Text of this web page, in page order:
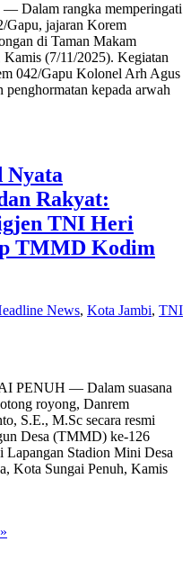
Dalam rangka memperingati
Gapu, jajaran Korem
di Taman Makam
(7/11/2025). Kegiatan
042/Gapu Kolonel Arh Agus
kepada arwah
Nyata
Rakyat:
TNI Heri
TMMD Kodim
News, Kota Jambi, TNI
PENUH — Dalam suasana
royong, Danrem
S.E., M.Sc secara resmi
Desa (TMMD) ke-126
Stadion Mini Desa
Kota Sungai Penuh, Kamis